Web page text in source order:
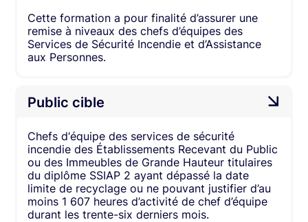
Cette formation a pour finalité d’assurer une
remise à niveaux des chefs d’équipes des
Services de Sécurité Incendie et d’Assistance
aux Personnes.​
Public cible
Chefs d‘équipe des services de sécurité
incendie des Établissements Recevant du Public
ou des Immeubles de Grande Hauteur titulaires
du diplôme SSIAP 2 ayant dépassé la date
limite de recyclage ou ne pouvant justifier d’au
moins 1 607 heures d’activité de chef d’équipe
durant les trente-six derniers mois.